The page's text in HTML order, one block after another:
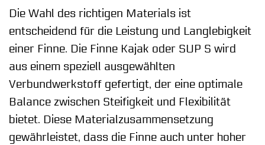
Die Wahl des richtigen Materials ist
entscheidend für die Leistung und Langlebigkeit
einer Finne. Die Finne Kajak oder SUP S wird
aus einem speziell ausgewählten
Verbundwerkstoff gefertigt, der eine optimale
Balance zwischen Steifigkeit und Flexibilität
bietet. Diese Materialzusammensetzung
gewährleistet, dass die Finne auch unter hoher